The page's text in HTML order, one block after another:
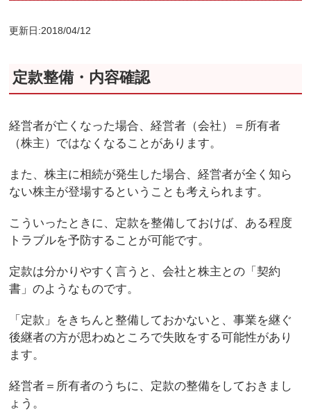
更新日:2018/04/12
定款整備・内容確認
経営者が亡くなった場合、経営者（会社）＝所有者
（株主）ではなくなることがあります。
また、株主に相続が発生した場合、経営者が全く知ら
ない株主が登場するということも考えられます。
こういったときに、定款を整備しておけば、ある程度
トラブルを予防することが可能です。
定款は分かりやすく言うと、会社と株主との「契約
書」のようなものです。
「定款」をきちんと整備しておかないと、事業を継ぐ
後継者の方が思わぬところで失敗をする可能性があり
ます。
経営者＝所有者のうちに、定款の整備をしておきまし
ょう。